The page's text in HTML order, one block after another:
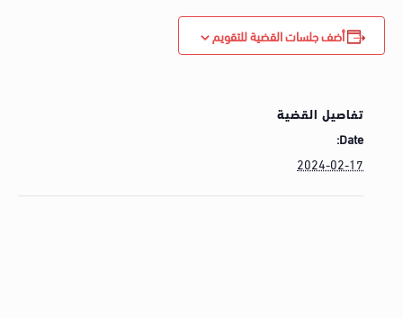
أضف جلسات القضية للتقويم
تفاصيل القضية
Date:
2024-02-17